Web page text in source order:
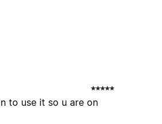
to use it so u are on